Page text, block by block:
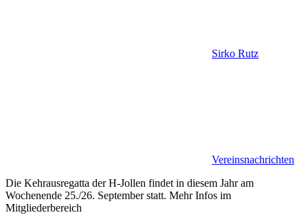
Sirko Rutz
Vereinsnachrichten
Die Kehrausregatta der H-Jollen findet in diesem Jahr am
Wochenende 25./26. September statt. Mehr Infos im
Mitgliederbereich